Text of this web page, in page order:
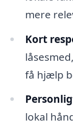
mere
Kort
få hjælp
lokal